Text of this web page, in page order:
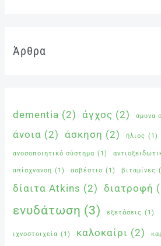
Άρθρα
dementia (2) άγχος (2) άμυνα
άνοια (2) άσκηση (2) ήλιος (1)
ανοσοποιητικό σύστημα (1)
απίσχνανση (1) ασβέστιο (1) βιταμίνες
δίαιτα Atkins (2) διατροφή
ενυδάτωση (3) εξετάσεις (1)
ιχνοστοιχεία (1) καλοκαίρι (2)